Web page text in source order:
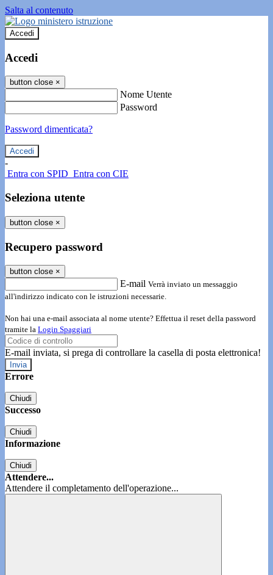
Salta al contenuto
Accedi
Accedi
button close ×
Nome Utente
Password
Password dimenticata?
-
Entra con SPID Entra con CIE
Seleziona utente
button close ×
Recupero password
button close ×
E-mail Verrà inviato un messaggio
all'indirizzo indicato con le istruzioni necessarie.
Non hai una e-mail associata al nome utente? Effettua il reset della password
tramite la Login Spaggiari
E-mail inviata, si prega di controllare la casella di posta elettronica!
Errore
Chiudi
Successo
Chiudi
Informazione
Chiudi
Attendere...
Attendere il completamento dell'operazione...